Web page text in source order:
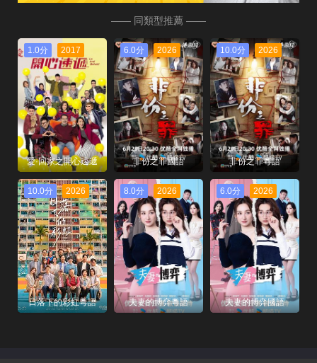
—— 同類型推薦 ——
1.0分 2017
愛·回家之開心速遞
6.0分 2026
非份之罪國語
10.0分 2026
非份之罪粵語
10.0分 2026
日落下的彩虹粵語
8.0分 2026
夫妻的博弈粵語
6.0分 2026
夫妻的博弈國語